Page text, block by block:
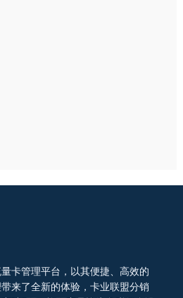
卡管理平台，以其便捷、高效的
来了全新的体验，卡业联盟分销